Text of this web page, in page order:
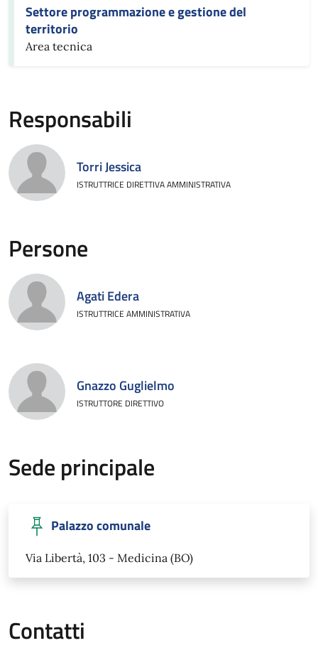
Settore programmazione e gestione del
territorio
Area tecnica
Responsabili
Torri Jessica
ISTRUTTRICE DIRETTIVA AMMINISTRATIVA
Persone
Agati Edera
ISTRUTTRICE AMMINISTRATIVA
Gnazzo Guglielmo
ISTRUTTORE DIRETTIVO
Sede principale
Palazzo comunale
Via Libertà, 103 - Medicina (BO)
Contatti